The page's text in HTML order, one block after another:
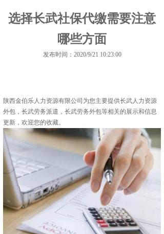
选择长武社保代缴需要注意
哪些方面
发布时间：2020/9/21 10:23:00
陕西金伯乐人力资源有限公司为您主要提供长武人力资源
外包 ，长武劳务派遣，长武劳务外包等相关的展示和信息
更新，欢迎您的收藏。